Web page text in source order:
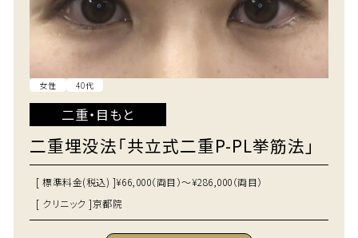
女性 40代
二重・目もと
二重埋没法「共立式二重P-PL挙筋法」
[ 標準料金(税込) ]¥66,000（両目）～¥286,000（両目）
[ クリニック ]京都院